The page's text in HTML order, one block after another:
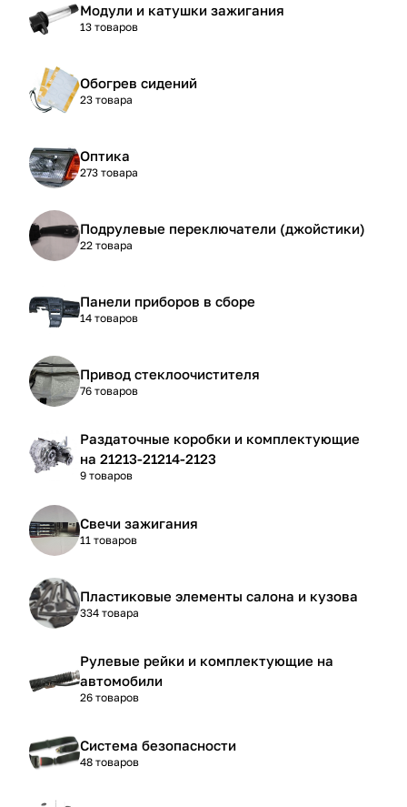
Модули и катушки зажигания
13 товаров
Обогрев сидений
23 товара
Оптика
273 товара
Подрулевые переключатели (джойстики)
22 товара
Панели приборов в сборе
14 товаров
Привод стеклоочистителя
76 товаров
Раздаточные коробки и комплектующие
на 21213-21214-2123
9 товаров
Свечи зажигания
11 товаров
Пластиковые элементы салона и кузова
334 товара
Рулевые рейки и комплектующие на
автомобили
26 товаров
Система безопасности
48 товаров